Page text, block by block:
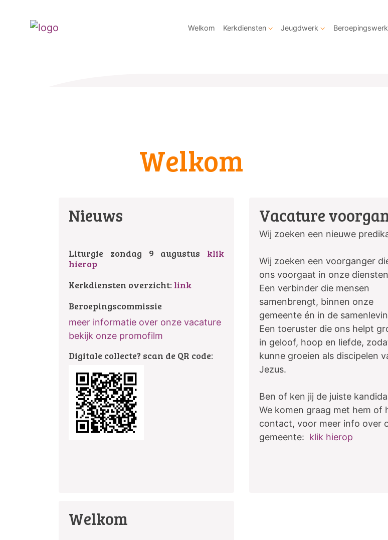
Welkom Kerkdiensten Jeugdwerk Beroepingswerk
Welkom
Nieuws
Liturgie zondag 9 augustus klik
hierop
Kerkdiensten overzicht: link
Beroepingscommissie
meer informatie over onze vacature
bekijk onze promofilm
Digitale collecte? scan de QR code:
Vacature
Wij zoeken een nieuwe
Wij zoeken een voorganger
ons voorgaat in onze
Een verbinder die mensen
samenbrengt, binnen onze
gemeente én in de
Een toeruster die ons helpt
in geloof, hoop en liefde,
kunne groeien als discipelen
Jezus.
Ben of ken jij de juiste
We komen graag met hem of
contact, voor meer info over
gemeente: klik hierop
Welkom